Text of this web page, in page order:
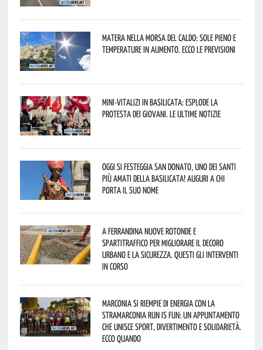
Matera nella morsa del caldo: sole pieno e
temperature in aumento. Ecco le previsioni
Mini-vitalizi in Basilicata: esplode la
protesta dei giovani. Le ultime notizie
Oggi si festeggia San Donato, uno dei Santi
più amati della Basilicata! Auguri a chi
porta il suo nome
A Ferrandina nuove rotonde e
spartitraffico per migliorare il decoro
urbano e la sicurezza. Questi gli interventi
in corso
Marconia si riempie di energia con la
StraMarconia Run is Fun: un appuntamento
che unisce sport, divertimento e solidarietà.
Ecco quando